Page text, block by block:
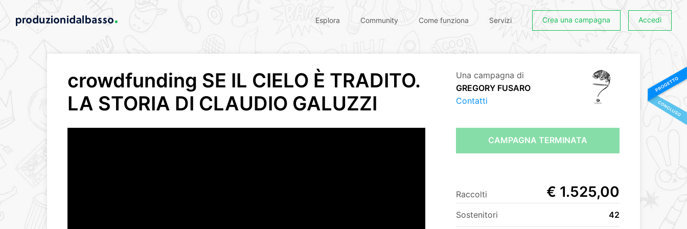
Esplora Community Come funziona Servizi Crea una campagna Accedi
crowdfunding SE IL CIELO È TRADITO.
LA STORIA DI CLAUDIO GALUZZI
Una campagna di
GREGORY FUSARO
Contatti
CAMPAGNA TERMINATA
Raccolti € 1.525,00
Sostenitori 42